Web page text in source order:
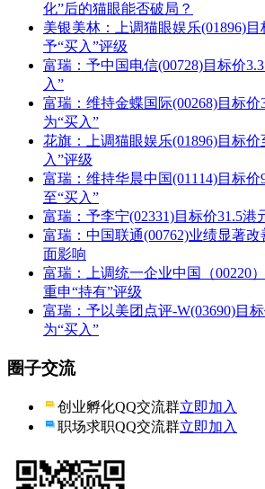
化”后的猫眼能否破局？
美银美林：上调猫眼娱乐(01896)目
予“买入”评级
富瑞：予中国电信(00728)目标价
入”
富瑞：维持金蝶国际(00268)目标价
为“买入”
花旗：上调猫眼娱乐(01896)目标
入”评级
富瑞：维持华晨中国(01114)目标价
至“买入”
富瑞：予李宁(02331)目标价31.5港
富瑞：中国联通(00762)业绩显著
面影响
富瑞：上调统一企业中国（00220
重申“持有”评级
富瑞：予以美团点评-W(03690)目
为“买入”
圈子交流
创业孵化QQ交流群立即加入
职场求职QQ交流群立即加入